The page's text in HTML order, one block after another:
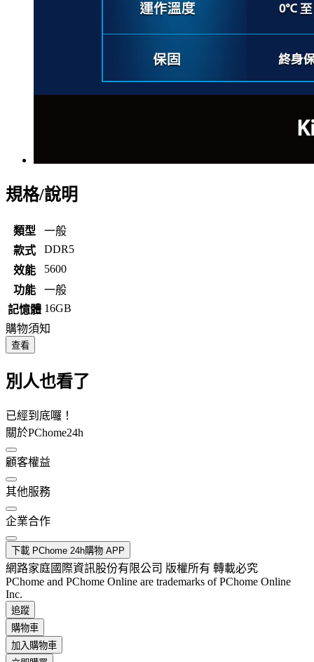
規格/說明
類型
一般
款式
DDR5
效能
5600
功能
一般
記憶體 16GB
購物須知
查看
別人也看了
已經到底囉！
關於PChome24h
顧客權益
其他服務
企業合作
下載 PChome 24h購物 APP
網路家庭國際資訊股份有限公司 版權所有 轉載必究
PChome and PChome Online are trademarks of PChome Online
Inc.
追蹤
購物車
加入購物車